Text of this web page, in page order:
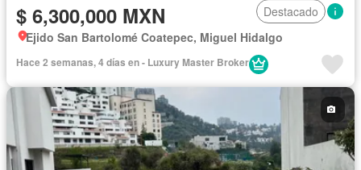
$ 6,300,000 MXN
Destacado
Ejido San Bartolomé Coatepec, Miguel Hidalgo
Hace 2 semanas, 4 días en - Luxury Master Broker